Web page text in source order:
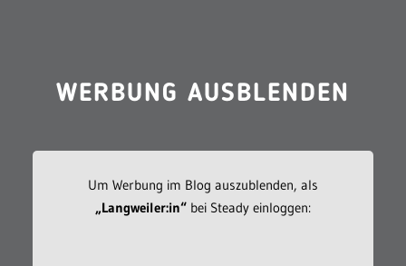
WERBUNG AUSBLENDEN
Um Werbung im Blog auszublenden, als
„Langweiler:in“bei Steady einloggen: